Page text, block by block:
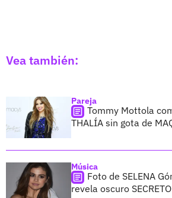
Vea también:
Pareja
Tommy Mottola
THALÍA sin gota de
Música
Foto de SELENA
revela oscuro